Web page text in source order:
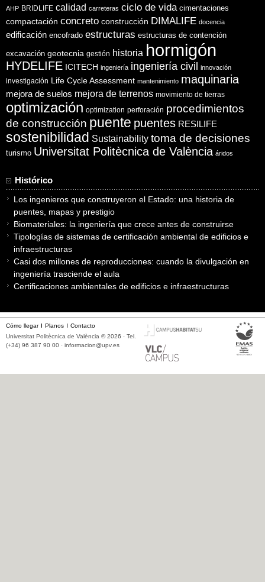
AHP BRIDLIFE calidad carreteras ciclo de vida cimentaciones
compactación concreto construcción DIMALIFE docencia
edificación encofrado estructuras estructuras de contención
excavación geotecnia gestión historia hormigón
HYDELIFE ICITECH ingeniería ingeniería civil innovación
investigación Life Cycle Assessment mantenimiento maquinaria
mejora de suelos mejora de terrenos movimiento de tierras
optimización optimization perforación procedimientos
de construcción puente puentes RESILIFE
sostenibilidad Sustainability toma de decisiones
turismo Universitat Politècnica de València áridos
Histórico
Los ingenieros que construyeron el Estado: una historia de
puentes, mapas y prestigio
Biomateriales: la ingeniería que crece antes de construirse
Tipologías de sistemas de certificación ambiental de edificios e
infraestructuras
Casi dos millones de reproducciones: cuando la divulgación en
ingeniería trasciende el aula
Certificaciones ambientales de edificios e infraestructuras
Cómo llegar Planos
Contacto
Universitat Politècnica de València © 2026 · Tel.
(+34) 96 387 90 00 · informacion@upv.es